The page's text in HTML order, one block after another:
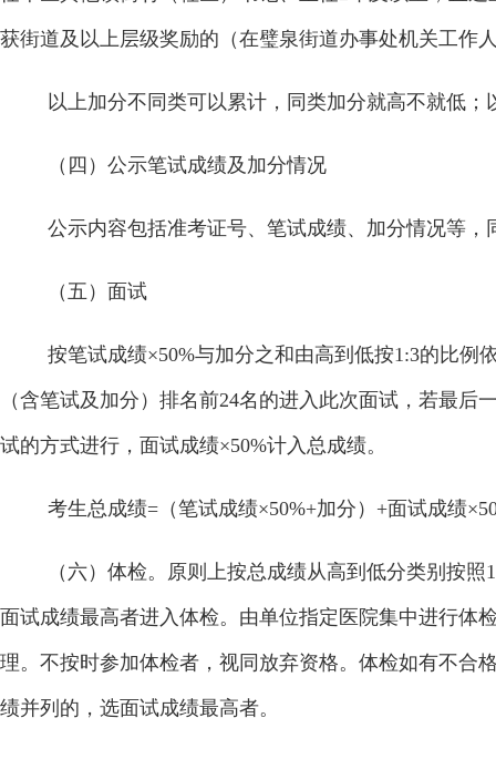
获街道及以上层级奖励的（在璧泉街道办事处机关工
以上加分不同类可以累计，同类加分就高不就低；
（四）公示笔试成绩及加分情况
公示内容包括准考证号、笔试成绩、加分情况等
（五）面试
按笔试成绩×50%与加分之和由高到低按1:3的比例
（含笔试及加分）排名前24名的进入此次面试，若最后
试的方式进行，面试成绩×50%计入总成绩。
考生总成绩= （笔试成绩×50%+加分） +面试成绩×
（六）体检。 原则上按总成绩从高到低分类别按照
面试成绩最高者进入体检。由单位指定医院集中进行体
理。不按时参加体检者，视同放弃资格。体检如有不合
绩并列的，选面试成绩最高者。